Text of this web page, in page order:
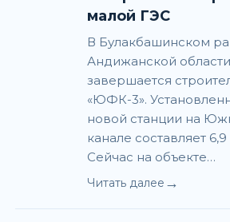
малой ГЭС
В Булакбашинском
Андижанской
завершается
«ЮФК-3».
новой станции на
канале составляет 6,9
Сейчас на объекте…
Читать далее →